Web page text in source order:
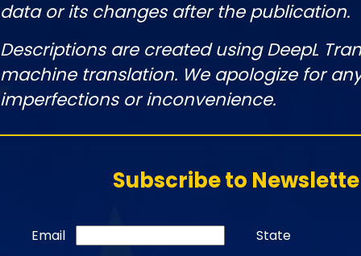
data or its changes after the publication.
Descriptions are created using DeepL
machine translation. We apologize for
imperfections or inconvenience.
Subscribe to
Email State